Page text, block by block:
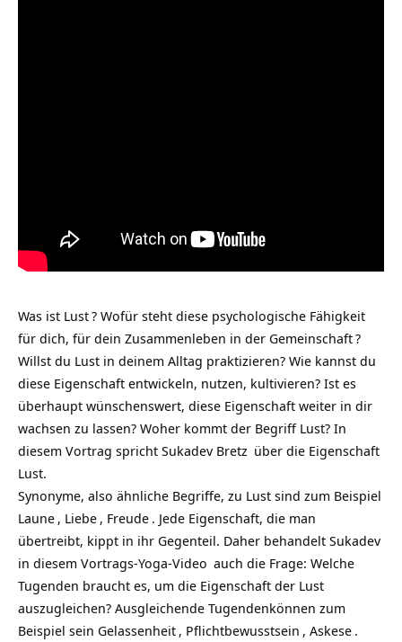
Was ist Lust? Wofür steht diese psychologische Fähigkeit
für dich, für dein Zusammenleben in der Gemeinschaft?
Willst du Lust in deinem Alltag praktizieren? Wie kannst du
diese Eigenschaft entwickeln, nutzen, kultivieren? Ist es
überhaupt wünschenswert, diese Eigenschaft weiter in dir
wachsen zu lassen? Woher kommt der Begriff Lust? In
diesem Vortrag spricht Sukadev Bretz über die Eigenschaft
Lust.
Synonyme, also ähnliche Begriffe, zu Lust sind zum Beispiel
Laune , Liebe , Freude . Jede Eigenschaft, die man
übertreibt, kippt in ihr Gegenteil. Daher behandelt Sukadev
in diesem Vortrags-Yoga-Video auch die Frage: Welche
Tugenden braucht es, um die Eigenschaft der Lust
auszugleichen? Ausgleichende Tugendenkönnen zum
Beispiel sein Gelassenheit , Pflichtbewusstsein , Askese .